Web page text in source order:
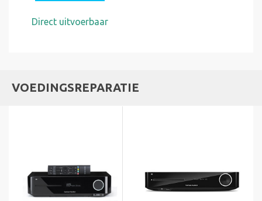
Direct uitvoerbaar
VOEDINGSREPARATIE